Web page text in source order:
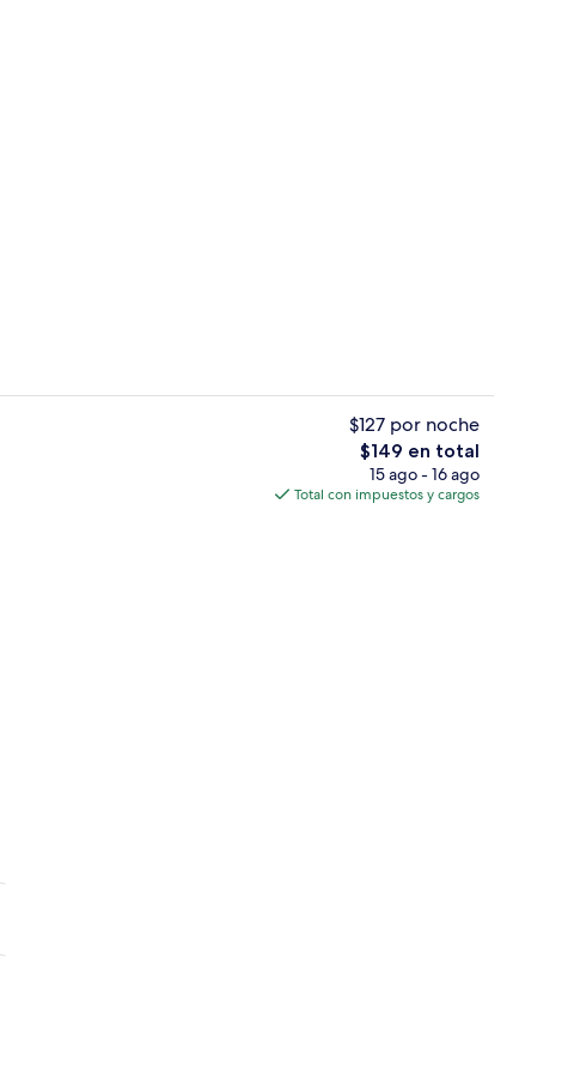
Bar (en la propiedad)
$127 por noche
El
precio
total
$149 en total
15 ago - 16 ago
Total con impuestos y cargos